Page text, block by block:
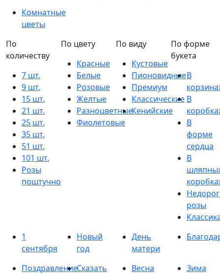
Комнатные
цветы
По
количеству
7 шт.
9 шт.
15 шт.
21 шт.
25 шт.
35 шт.
51 шт.
101 шт.
Розы
поштучно
По цвету
Красные
Белые
Розовые
Желтые
Разноцветные
Фиолетовые
По виду
Кустовые
Пионовидные
Премиум
Классические
Кенийские
По форме
букета
В
В
В
форме
сердца
В
розы
1
сентября
Новый
год
День
матери
ПоздравлениеСказать
Весна Зима